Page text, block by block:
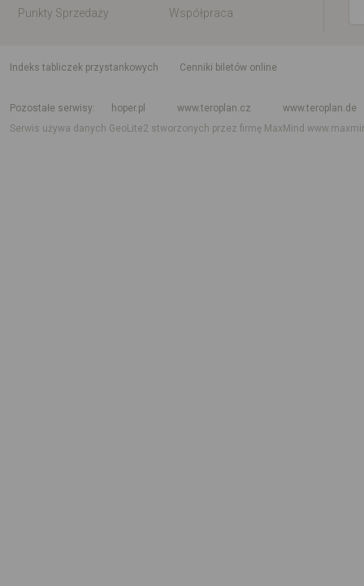
Punkty Sprzedaży
Współpraca
indeks tabliczek przystankowych
Cenniki biletów online
Pozostałe serwisy
hoper.pl www.teroplan.cz
www.teroplan.de
Serwis używa danych GeoLite2 stworzonych przez firmę MaxMind